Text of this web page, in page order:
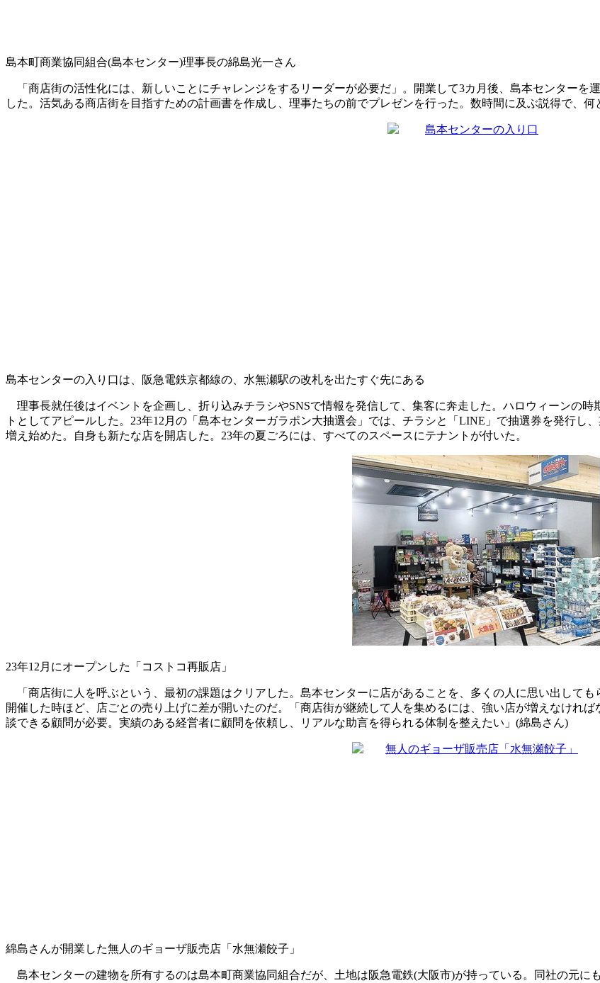
島本町商業協同組合(島本センター)理事長の綿島光一さん
「商店街の活性化には、新しいことにチャレンジをするリーダーが必要だ」。開業して3カ月後、島本センターを
した。活気ある商店街を目指すための計画書を作成し、理事たちの前でプレゼンを行った。数時間に及ぶ説得で、何
島本センターの入り口は、阪急電鉄京都線の、水無瀬駅の改札を出たすぐ先にある
理事長就任後はイベントを企画し、折り込みチラシやSNSで情報を発信して、集客に奔走した。ハロウィーンの
トとしてアピールした。23年12月の「島本センターガラポン大抽選会」では、チラシと「LINE」で抽選券を発行し
増え始めた。自身も新たな店を開店した。23年の夏ごろには、すべてのスペースにテナントが付いた。
23年12月にオープンした「コストコ再販店」
「商店街に人を呼ぶという、最初の課題はクリアした。島本センターに店があることを、多くの人に思い出して
開催した時ほど、店ごとの売り上げに差が開いたのだ。「商店街が継続して人を集めるには、強い店が増えなけれ
談できる顧問が必要。実績のある経営者に顧問を依頼し、リアルな助言を得られる体制を整えたい」(綿島さん)
綿島さんが開業した無人のギョーザ販売店「水無瀬餃子」
島本センターの建物を所有するのは島本町商業協同組合だが、土地は阪急電鉄(大阪市)が持っている。同社の元に